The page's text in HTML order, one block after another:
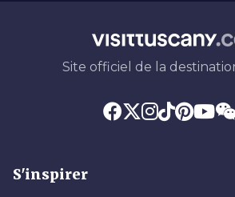
Site officiel de la
S'inspirer